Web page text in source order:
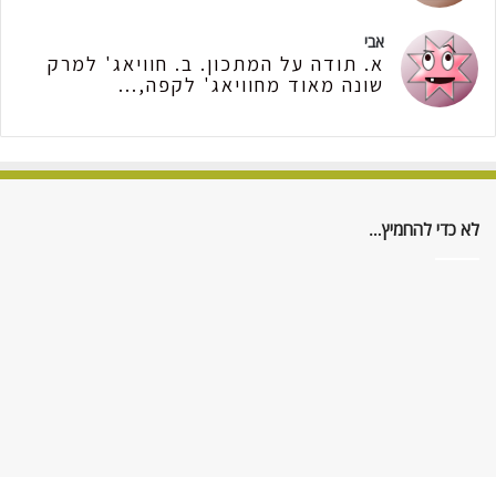
אבי
א. תודה על המתכון. ב. חוויאג' למרק
שונה מאוד מחוויאג' לקפה,...
לא כדי להחמיץ…